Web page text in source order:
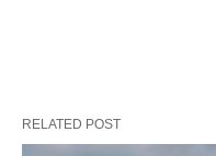
RELATED POST